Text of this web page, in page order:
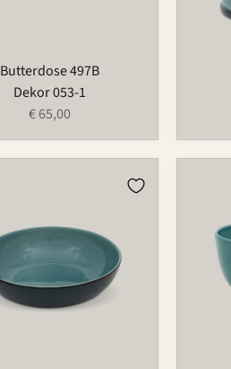
Butterdose 497B
Dekor 053-1
€ 65,00